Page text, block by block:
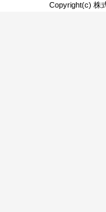
Copyright(c) 株